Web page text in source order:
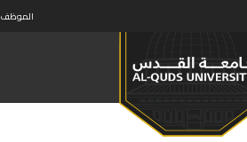
الموظف